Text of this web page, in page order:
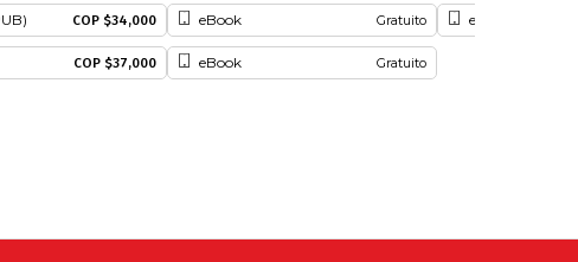
COP $34,000
COP $37,000
eBook Gratuito
eBook Gratuito
eBook (EPUB)